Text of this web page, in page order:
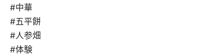
#中華
#五平餅
#人参畑
#体験